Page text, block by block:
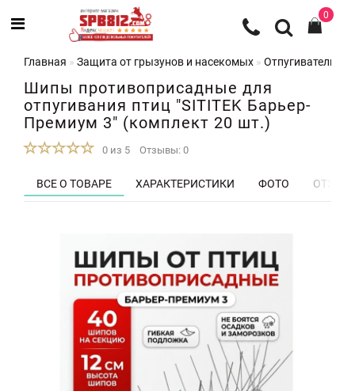
0
Главная Защита от грызунов и насекомых Отпугиватели
Шипы противоприсадные для
отпугивания птиц "SITITEK Барьер-
Премиум 3" (комплект 20 шт.)
0 из 5 Отзывы: 0
ВСЕ О ТОВАРЕ ХАРАКТЕРИСТИКИ ФОТО